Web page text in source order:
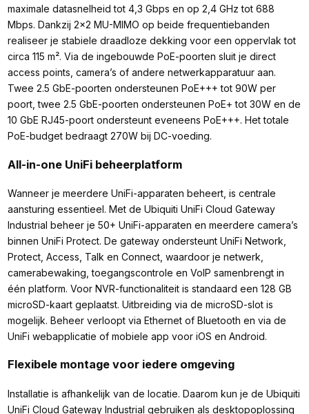
maximale datasnelheid tot 4,3 Gbps en op 2,4 GHz tot 688
Mbps. Dankzij 2x2 MU-MIMO op beide frequentiebanden
realiseer je stabiele draadloze dekking voor een oppervlak tot
circa 115 m². Via de ingebouwde PoE-poorten sluit je direct
access points, camera’s of andere netwerkapparatuur aan.
Twee 2.5 GbE-poorten ondersteunen PoE+++ tot 90W per
poort, twee 2.5 GbE-poorten ondersteunen PoE+ tot 30W en de
10 GbE RJ45-poort ondersteunt eveneens PoE+++. Het totale
PoE-budget bedraagt 270W bij DC-voeding.
All-in-one UniFi beheerplatform
Wanneer je meerdere UniFi-apparaten beheert, is centrale
aansturing essentieel. Met de Ubiquiti UniFi Cloud Gateway
Industrial beheer je 50+ UniFi-apparaten en meerdere camera’s
binnen UniFi Protect. De gateway ondersteunt UniFi Network,
Protect, Access, Talk en Connect, waardoor je netwerk,
camerabewaking, toegangscontrole en VoIP samenbrengt in
één platform. Voor NVR-functionaliteit is standaard een 128 GB
microSD-kaart geplaatst. Uitbreiding via de microSD-slot is
mogelijk. Beheer verloopt via Ethernet of Bluetooth en via de
UniFi webapplicatie of mobiele app voor iOS en Android.
Flexibele montage voor iedere omgeving
Installatie is afhankelijk van de locatie. Daarom kun je de Ubiquiti
UniFi Cloud Gateway Industrial gebruiken als desktopoplossing